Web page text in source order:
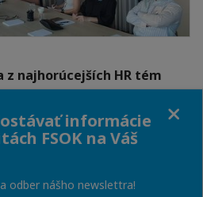
z najhorúcejších HR tém
dobroty a jedna z
- EQUAL PAY
sme spolu s EY Slovakia
informácie
FSOK na Váš
odber nášho newslettra!